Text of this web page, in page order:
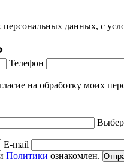
персональных данных, с
Телефон
на обработку моих
E-mail
Политики ознакомлен.